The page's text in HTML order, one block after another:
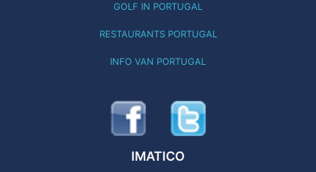
GOLF IN PORTUGAL
RESTAURANTS PORTUGAL
INFO VAN PORTUGAL
IMATICO